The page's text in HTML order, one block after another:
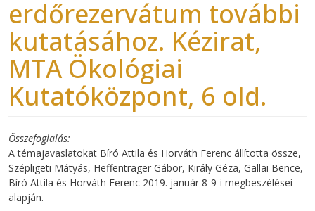
erdőrezervátum további
kutatásához. Kézirat,
MTA Ökológiai
Kutatóközpont, 6 old.
Összefoglalás
A témajavaslatokat Bíró Attila és Horváth Ferenc állította össze,
Szépligeti Mátyás, Heffenträger Gábor, Király Géza, Gallai Bence,
Bíró Attila és Horváth Ferenc 2019. január 8-9-i megbeszélései
alapján.